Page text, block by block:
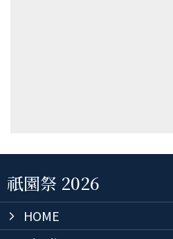
祇園祭 2026
arrow_forward_ios HOME